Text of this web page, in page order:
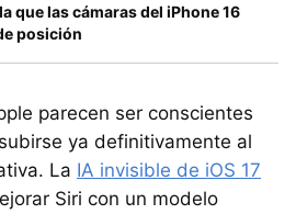
que las cámaras del iPhone 16
posición
parecen ser conscientes
ya definitivamente al
La IA invisible de iOS 17
Siri con un modelo